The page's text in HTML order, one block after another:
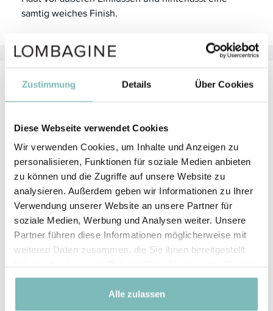
Zustimmung Details Über Cookies
Diese Webseite verwendet Cookies
Wir verwenden Cookies, um Inhalte und Anzeigen zu
personalisieren, Funktionen für soziale Medien anbieten
zu können und die Zugriffe auf unsere Website zu
analysieren. Außerdem geben wir Informationen zu Ihrer
Verwendung unserer Website an unsere Partner für
soziale Medien, Werbung und Analysen weiter. Unsere
Partner führen diese Informationen möglicherweise mit
weiteren Daten zusammen, die Sie ihnen bereitgestellt
gesammelt haben.
Alle zulassen
samtig weiches Finish.
Anwendung
eine Gesichtscreme auf der Haut. Sparen Sie die
obere Augenpartie aus.
Achten Sie darauf, dass Sie die Textur gleichmäßig
verteilen und speziell im Bereich der Fältchen
sorgfältig einarbeiten.
Der Primer sollte ca. 1 Minute einziehen, bevor das
nächste Produkt aufgetragen wird.
Hinweis:Der primer + treatmentsollte nicht am